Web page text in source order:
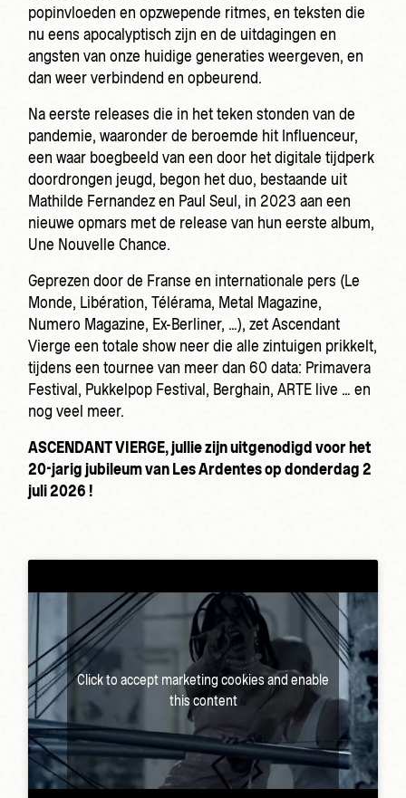
popinvloeden en opzwepende ritmes, en teksten die
nu eens apocalyptisch zijn en de uitdagingen en
angsten van onze huidige generaties weergeven, en
dan weer verbindend en opbeurend.
Na eerste releases die in het teken stonden van de
pandemie, waaronder de beroemde hit Influenceur,
een waar boegbeeld van een door het digitale tijdperk
doordrongen jeugd, begon het duo, bestaande uit
Mathilde Fernandez en Paul Seul, in 2023 aan een
nieuwe opmars met de release van hun eerste album,
Une Nouvelle Chance.
Geprezen door de Franse en internationale pers (Le
Monde, Libération, Télérama, Metal Magazine,
Numero Magazine, Ex-Berliner, …), zet Ascendant
Vierge een totale show neer die alle zintuigen prikkelt,
tijdens een tournee van meer dan 60 data: Primavera
Festival, Pukkelpop Festival, Berghain, ARTE live … en
nog veel meer.
ASCENDANT VIERGE, jullie zijn uitgenodigd voor het
20-jarig jubileum van Les Ardentes op donderdag 2
juli 2026 !
Click to accept marketing cookies and enable
this content